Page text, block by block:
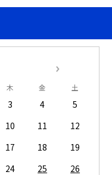
木 金 土
3 4
5
10 11
12
17 18
19
24 25
26